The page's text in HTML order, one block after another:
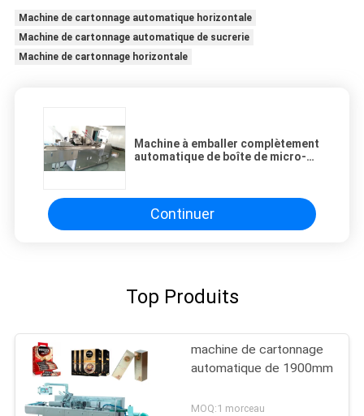
Machine de cartonnage automatique horizontale
Machine de cartonnage automatique de sucrerie
Machine de cartonnage horizontale
Machine à emballer complètement
automatique de boîte de micro-
Continuer
Top Produits
machine de cartonnage
automatique de 1900mm
MOQ:1 morceau